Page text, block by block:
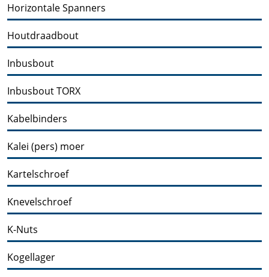
Horizontale Spanners
Houtdraadbout
Inbusbout
Inbusbout TORX
Kabelbinders
Kalei (pers) moer
Kartelschroef
Knevelschroef
K-Nuts
Kogellager